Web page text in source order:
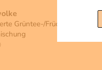
Grüntee-/Früchte-/